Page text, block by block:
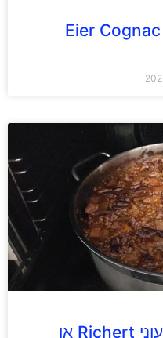
מתכון: ריטשרט טבעוני Richert או